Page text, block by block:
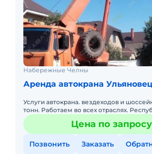
Набережные Челны
Аренда автокрана
Услуги автокрана. вездеходов и
тонн. Работаем во всех отраслях.
Татарстан, Башкортостан, Самара,
безнал, на постоянноЦена по запросу
Позвонить Заказать